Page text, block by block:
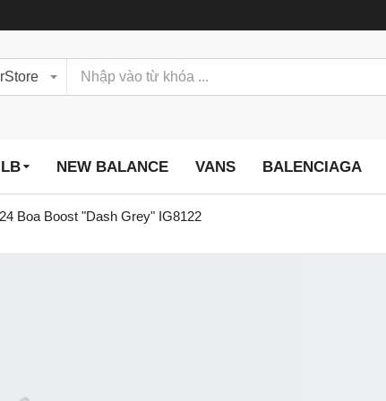
NEW BALANCE VANS BALENCIAGA
Boa Boost "Dash Grey" IG8122